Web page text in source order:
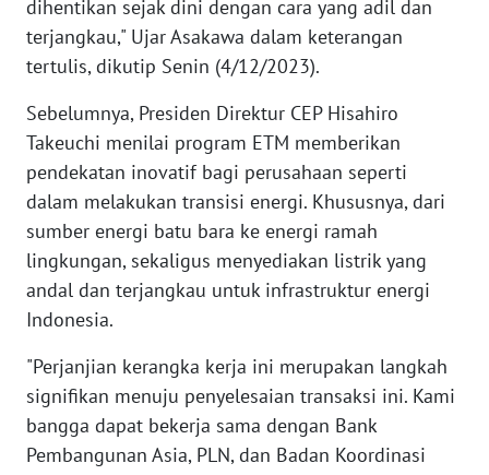
dihentikan sejak dini dengan cara yang adil dan
terjangkau," Ujar Asakawa dalam keterangan
tertulis, dikutip Senin (4/12/2023).
Sebelumnya, Presiden Direktur CEP Hisahiro
Takeuchi menilai program ETM memberikan
pendekatan inovatif bagi perusahaan seperti
dalam melakukan transisi energi. Khususnya, dari
sumber energi batu bara ke energi ramah
lingkungan, sekaligus menyediakan listrik yang
andal dan terjangkau untuk infrastruktur energi
Indonesia.
"Perjanjian kerangka kerja ini merupakan langkah
signifikan menuju penyelesaian transaksi ini. Kami
bangga dapat bekerja sama dengan Bank
Pembangunan Asia, PLN, dan Badan Koordinasi
WN
NUSANTARA
JOGJA
WN
JATIM
WN
BALI
KALBAR
WN
KALTENG